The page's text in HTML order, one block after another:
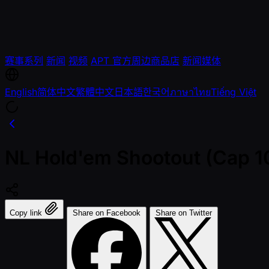
赛事系列 新闻 视频 APT 官方周边商品店 新闻媒体
English简体中文繁體中文日本語한국어ภาษาไทยTiếng Việt
Copy link Share on Facebook Share on Twitter